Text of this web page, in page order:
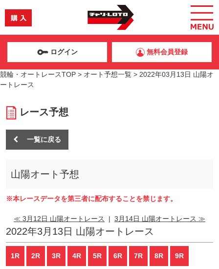
ログイン 無料会員登録
競輪・オートレースTOP > オート予想一覧 > 2022年03月13日 山陽オ
ートレース
レース予想
一覧に戻る
山陽オート予想
※本レースデータを第三者に配布することを禁じます。
≪ 3月12日 山陽オートレース | 3月14日 山陽オートレース ≫
2022年3月13日 山陽オートレース
1R 2R 3R 4R 5R 6R 7R 8R 9R